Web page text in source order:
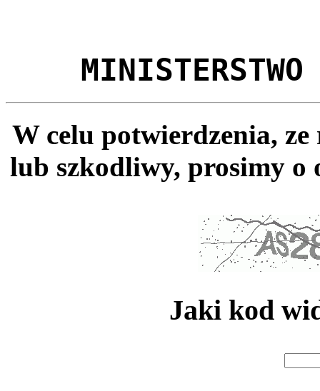
MINISTERSTWO
W celu potwierdzenia,
lub szkodliwy, prosimy o
Jaki kod